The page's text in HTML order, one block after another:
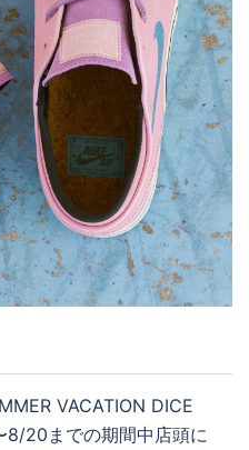
VACATION DICE
20までの期間中店頭に